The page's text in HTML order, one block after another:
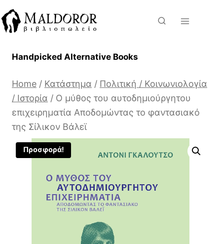
to
content
Handpicked Alternative Books
Home / Κατάστημα / Πολιτική / Κοινωνιολογία
/ Ιστορία / Ο μύθος του αυτοδημιούργητου
επιχειρηματία Αποδομώντας το φαντασιακό
της Σίλικον Βάλεϊ
Προσφορά!